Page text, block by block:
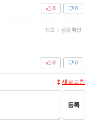
0
0
신고 | 공감 확인
0
0
새로고침
등록